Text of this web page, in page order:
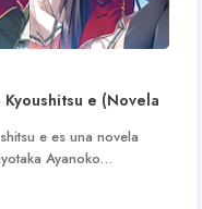
e (Novela
e es una novela
Ayanoko…